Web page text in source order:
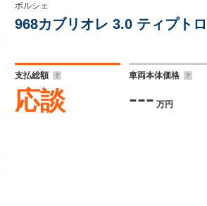
ポルシェ
968カブリオレ 3.0 ティプト
支払総額
応談
車両本体価格
--- 万円